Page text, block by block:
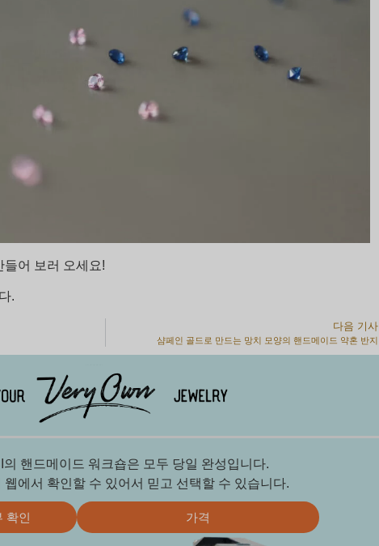
들어 보러 오세요!
.
다음 기사
샴페인 골드로 만드는 망치 모양의 핸드메이드 약혼 반지
의 핸드메이드 워크숍은 모두 당일 완성입니다.
웹에서 확인할 수 있어서 믿고 선택할 수 있습니다.
확인 가격